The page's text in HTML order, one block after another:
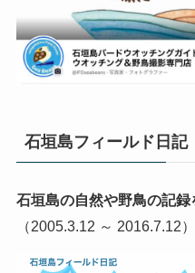
石垣島フィールド日記
石垣島の自然や野鳥の記録
（2005.3.12 ～ 2016.7.12）